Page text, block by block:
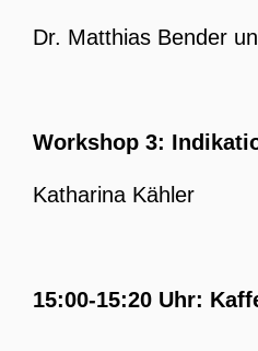
Dr. Matthias Bender
Workshop 3:
Katharina Kähler
15:00-15:20 Uhr: